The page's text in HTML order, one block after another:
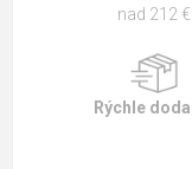
nad 212 €
Rýchle